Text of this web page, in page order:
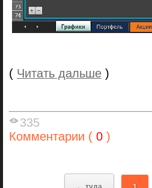
( Читать дальше )
335
Комментарии ( 0 )